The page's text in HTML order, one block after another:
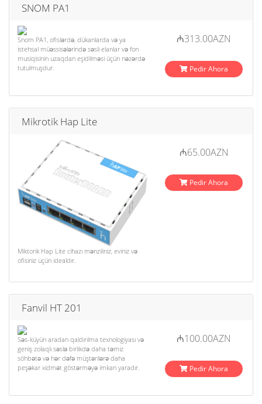
SNOM PA1
Snom PA1, ofislərdə, dükanlarda və ya
istehsal müəssisələrində səsli elanlar və fon
musiqisinin uzaqdan eşidilməsi üçün nəzərdə
tutulmuşdur.
₼313.00AZN
Pedir Ahora
Mikrotik Hap Lite
Miktorik Hap Lite cihazı mənziliniz, eviniz və
ofisiniz üçün idealdır.
₼65.00AZN
Pedir Ahora
Fanvil HT 201
Səs-küyün aradan qaldırılma texnologiyası və
geniş zolaqlı səslə birlikdə daha təmiz
söhbətə və hər dəfə müştərilərə daha
peşəkar xidmət göstərməyə imkan yaradır.
₼100.00AZN
Pedir Ahora